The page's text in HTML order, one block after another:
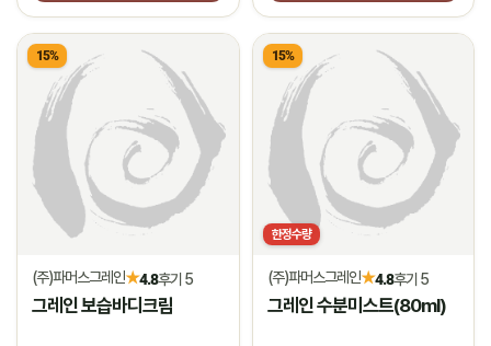
15%
(주)파머스그레인★4.8후기 5
그레인 보습바디크림
15%
한정수량
(주)파머스그레인★4.8후기 5
그레인 수분미스트(80ml)